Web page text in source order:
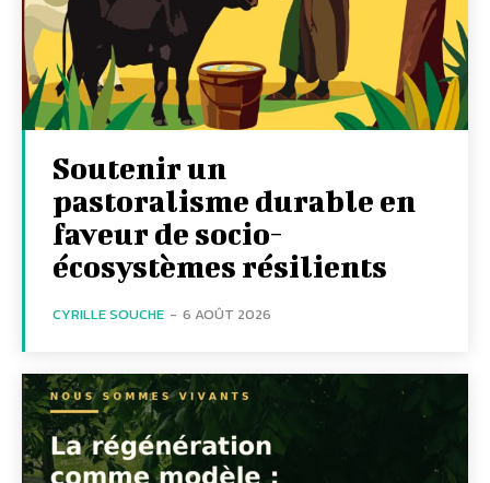
Soutenir un
pastoralisme durable en
faveur de socio-
écosystèmes résilients
CYRILLE SOUCHE - 6 AOÛT 2026